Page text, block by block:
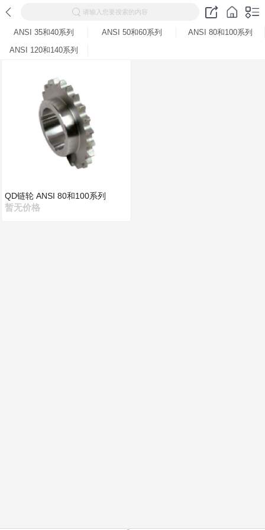
请输入您要搜索的内容
ANSI 35和40系列 ANSI 50和60系列
ANSI 80和100系列
ANSI 120和140系列
QD链轮 ANSI 80和100系列
暂无价格